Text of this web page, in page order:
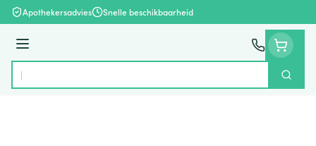
Ga naar de inhoud
Apothekersadvies Snelle beschikbaarheid
Menu
Product, merk, categorie...
Zoek